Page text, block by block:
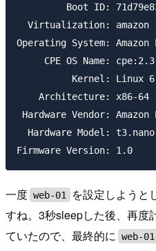
Boot ID:
  Virtualization: amazon
Operating System: Amazon
CPE OS Name:
Kernel: Linux
    Architecture: x86-64
Hardware Vendor: Amazon
  Hardware Model: t3.nano
一度 web-01
を設定しようと
すね。3秒sleepした後、再度
ていたので、最終的に web-01